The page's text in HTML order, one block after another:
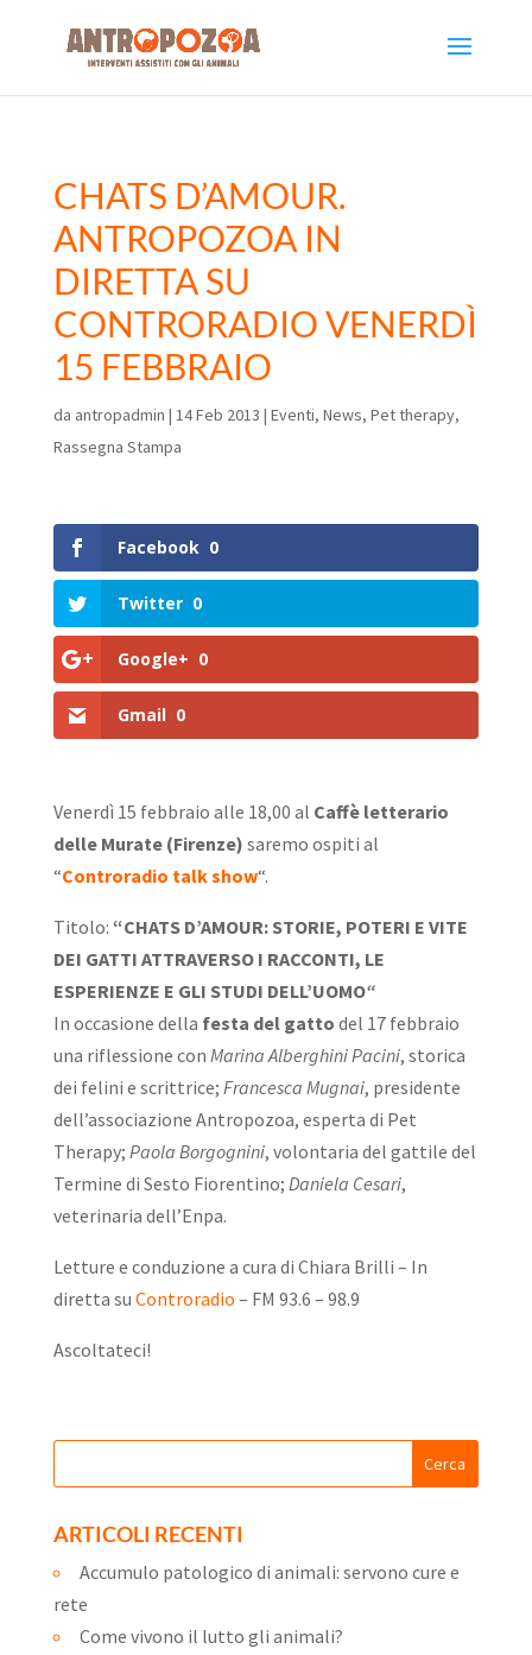
CHATS D’AMOUR.
ANTROPOZOA IN
DIRETTA SU
CONTRORADIO VENERDÌ
15 FEBBRAIO
da antropadmin | 14 Feb 2013 | Eventi, News, Pet therapy,
Rassegna Stampa
Facebook 0
Twitter 0
Google+ 0
Gmail 0
Venerdì 15 febbraio alle 18,00 al Caffè letterario
delle Murate (Firenze) saremo ospiti al
“Controradio talk show“.
Titolo: “CHATS D’AMOUR: STORIE, POTERI E VITE
DEI GATTI ATTRAVERSO I RACCONTI, LE
ESPERIENZE E GLI STUDI DELL’UOMO“
In occasione della festa del gatto del 17 febbraio
una riflessione con Marina AlberghiniPacini, storica
dei felini e scrittrice; Francesca Mugnai, presidente
dell’associazione Antropozoa, esperta di Pet
Therapy; Paola Borgognini, volontaria del gattile del
Termine di Sesto Fiorentino; Daniela Cesari,
veterinaria dell’Enpa.
Letture e conduzione a cura di Chiara Brilli – In
diretta su Controradio – FM 93.6 – 98.9
Ascoltateci!
ARTICOLI RECENTI
Accumulo patologico di animali: servono cure e
rete
Come vivono il lutto gli animali?